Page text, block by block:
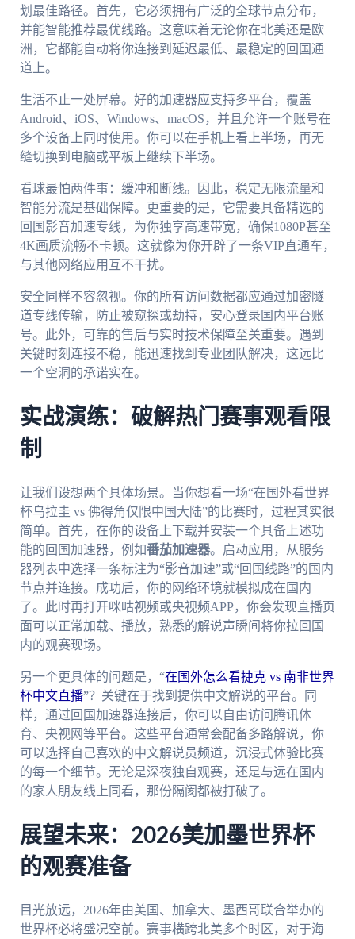
划最佳路径。首先，它必须拥有广泛的全球节点分布，
并能智能推荐最优线路。这意味着无论你在北美还是欧
洲，它都能自动将你连接到延迟最低、最稳定的回国通
道上。
生活不止一处屏幕。好的加速器应支持多平台，覆盖
Android、iOS、Windows、macOS，并且允许一个账号在
多个设备上同时使用。你可以在手机上看上半场，再无
缝切换到电脑或平板上继续下半场。
看球最怕两件事：缓冲和断线。因此，稳定无限流量和
智能分流是基础保障。更重要的是，它需要具备精选的
回国影音加速专线，为你独享高速带宽，确保1080P甚至
4K画质流畅不卡顿。这就像为你开辟了一条VIP直通车，
与其他网络应用互不干扰。
安全同样不容忽视。你的所有访问数据都应通过加密隧
道专线传输，防止被窥探或劫持，安心登录国内平台账
号。此外，可靠的售后与实时技术保障至关重要。遇到
关键时刻连接不稳，能迅速找到专业团队解决，这远比
一个空洞的承诺实在。
实战演练：破解热门赛事观看限
制
让我们设想两个具体场景。当你想看一场“在国外看世界
杯乌拉圭 vs 佛得角仅限中国大陆”的比赛时，过程其实很
简单。首先，在你的设备上下载并安装一个具备上述功
能的回国加速器，例如番茄加速器。启动应用，从服务
器列表中选择一条标注为“影音加速”或“回国线路”的国内
节点并连接。成功后，你的网络环境就模拟成在国内
了。此时再打开咪咕视频或央视频APP，你会发现直播页
面可以正常加载、播放，熟悉的解说声瞬间将你拉回国
内的观赛现场。
另一个更具体的问题是，“在国外怎么看捷克 vs 南非世界
杯中文直播”？关键在于找到提供中文解说的平台。同
样，通过回国加速器连接后，你可以自由访问腾讯体
育、央视网等平台。这些平台通常会配备多路解说，你
可以选择自己喜欢的中文解说员频道，沉浸式体验比赛
的每一个细节。无论是深夜独自观赛，还是与远在国内
的家人朋友线上同看，那份隔阂都被打破了。
展望未来：2026美加墨世界杯
的观赛准备
目光放远，2026年由美国、加拿大、墨西哥联合举办的
世界杯必将盛况空前。赛事横跨北美多个时区，对于海